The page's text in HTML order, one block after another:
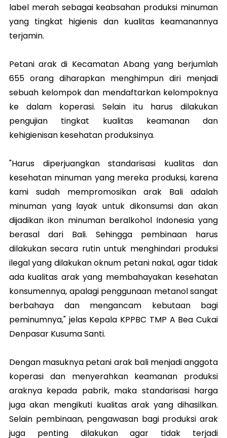
label merah sebagai keabsahan produksi minuman
yang tingkat higienis dan kualitas keamanannya
terjamin.
Petani arak di Kecamatan Abang yang berjumlah
655 orang diharapkan menghimpun diri menjadi
sebuah kelompok dan mendaftarkan kelompoknya
ke dalam koperasi. Selain itu harus dilakukan
pengujian tingkat kualitas keamanan dan
kehigienisan kesehatan produksinya.
"Harus diperjuangkan standarisasi kualitas dan
kesehatan minuman yang mereka produksi, karena
kami sudah mempromosikan arak Bali adalah
minuman yang layak untuk dikonsumsi dan akan
dijadikan ikon minuman beralkohol Indonesia yang
berasal dari Bali. Sehingga pembinaan harus
dilakukan secara rutin untuk menghindari produksi
ilegal yang dilakukan oknum petani nakal, agar tidak
ada kualitas arak yang membahayakan kesehatan
konsumennya, apalagi penggunaan metanol sangat
berbahaya dan mengancam kebutaan bagi
peminumnya," jelas Kepala KPPBC TMP A Bea Cukai
Denpasar Kusuma Santi.
Dengan masuknya petani arak bali menjadi anggota
koperasi dan menyerahkan keamanan produksi
araknya kepada pabrik, maka standarisasi harga
juga akan mengikuti kualitas arak yang dihasilkan.
Selain pembinaan, pengawasan bagi produksi arak
juga penting dilakukan agar tidak terjadi